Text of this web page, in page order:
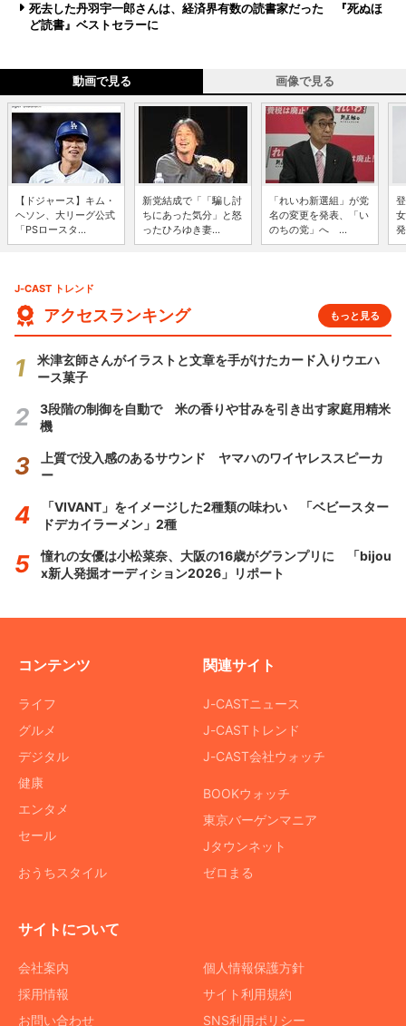
死去した丹羽宇一郎さんは、経済界有数の読書家だった 『死ぬほ
ど読書』ベストセラーに
動画で見る 画像で見る
【ドジャース】キム・
ヘソン、大リーグ公式
「PSロースタ...
新党結成で「「騙し討
ちにあった気分」と怒
ったひろゆき妻...
「れいわ新選組」が党
名の変更を発表、「い
のちの党」へ ...
J-CAST トレンド
アクセスランキング もっと見る
米津玄師さんがイラストと文章を手がけたカード入りウエハ
ース菓子
3段階の制御を自動で 米の香りや甘みを引き出す家庭用精米
機
上質で没入感のあるサウンド ヤマハのワイヤレススピーカ
ー
「VIVANT」をイメージした2種類の味わい 「ベビースター
ドデカイラーメン」2種
憧れの女優は小松菜奈、大阪の16歳がグランプリに 「bijou
x新人発掘オーディション2026」リポート
コンテンツ
ライフ
グルメ
デジタル
健康
エンタメ
セール
おうちスタイル
関連サイト
J-CASTニュース
J-CASTトレンド
J-CAST会社ウォッチ
BOOKウォッチ
東京バーゲンマニア
Jタウンネット
ゼロまる
サイトについて
会社案内
採用情報
お問い合わせ
個人情報保護方針
サイト利用規約
SNS利用ポリシー